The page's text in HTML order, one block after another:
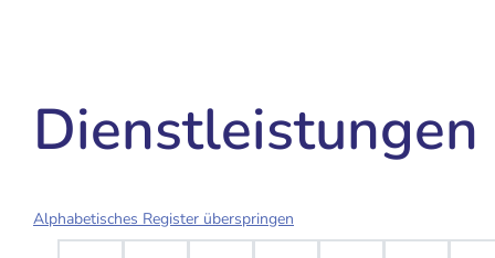
Dienstleistungen
Alphabetisches Register überspringen